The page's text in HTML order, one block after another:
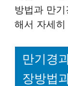
방법과 만
해서 자세
만기경
장방법